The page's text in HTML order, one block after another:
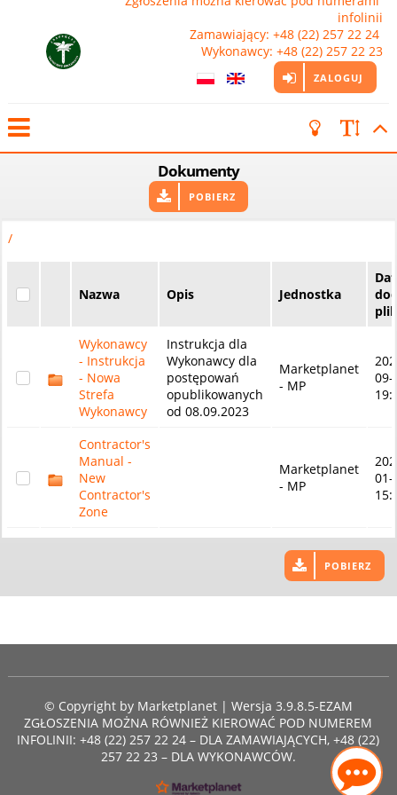
infolinii
Zamawiający: +48 (22) 257 22 24
Wykonawcy: +48 (22) 257 22 23
ZALOGUJ
Dokumenty
POBIERZ
/
Nazwa Opis Jednostka
Wykonawcy
- Instrukcja
- Nowa
Strefa
Wykonawcy
Instrukcja dla
Wykonawcy dla
postępowań
opublikowanych
od 08.09.2023
Marketplanet
- MP
09-
Contractor's
Manual -
New
Contractor's
Zone
Marketplanet
- MP
01-
POBIERZ
© Copyright by Marketplanet| Wersja 3.9.8.5-EZAM
ZGŁOSZENIA MOŻNA RÓWNIEŻ KIEROWAĆ POD NUMEREM
INFOLINII: +48 (22) 257 22 24 – DLA ZAMAWIAJĄCYCH, +48 (22)
257 22 23 – DLA WYKONAWCÓW.